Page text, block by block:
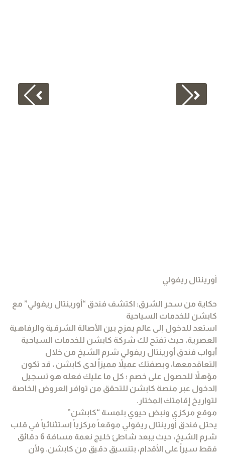
أورينتال ريفولي
حكاية من سحر الشرق: اكتشف فندق “أورينتال ريفولي” مع
كابشن للخدمات السياحية
استعد للدخول إلى عالم يمزج بين الأصالة الشرقية والرفاهية
العصرية، حيث تفتح لك شركة كابشن للخدمات السياحية
أبواب فندق أورينتال ريفولي شرم الشيخ من خلال
التعاقدمعها، وبصفتك عميلاً مميزاً لدى كابشن ، قد تكون
مؤهلاً للحصول على خصم ؛ كل ما عليك فعله هو تسجيل
الدخول عبر منصة كابشن للتحقق من توافر العروض الخاصة
لتواريخ إقامتك المختار.
موقع مركزي ونبض حيوي بلمسة “كابشن”
يحتل فندق أورينتال ريفولي موقعاً مركزياً استثنائياً في قلب
شرم الشيخ، حيث يبعد شاطئ خليج نعمة مسافة 6 دقائق
فقط سيراً على الأقدام، بتنسيق دقيق من كابشن. ولأن